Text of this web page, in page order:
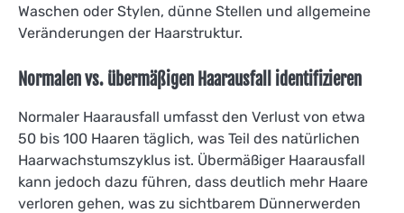
Waschen oder Stylen, dünne Stellen und allgemeine
Veränderungen der Haarstruktur.
Normalen vs. übermäßigen Haarausfall identifizieren
Normaler Haarausfall umfasst den Verlust von etwa
50 bis 100 Haaren täglich, was Teil des natürlichen
Haarwachstumszyklus ist. Übermäßiger Haarausfall
kann jedoch dazu führen, dass deutlich mehr Haare
verloren gehen, was zu sichtbarem Dünnerwerden